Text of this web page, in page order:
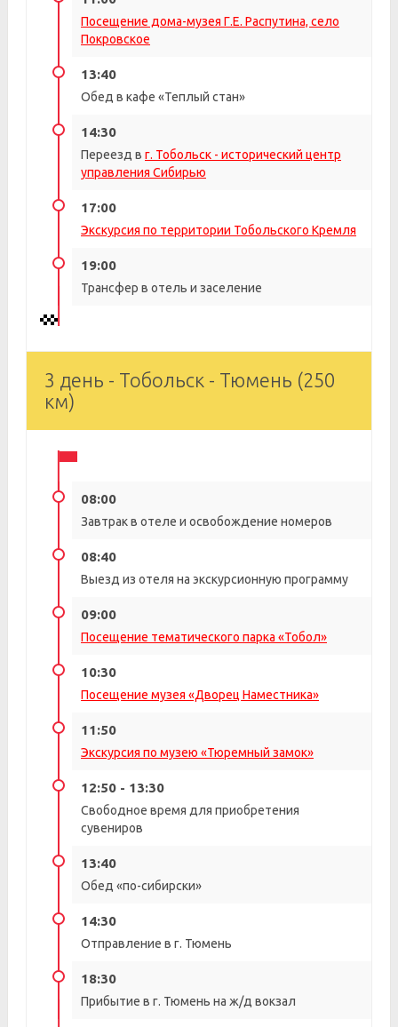
Посещение дома-музея Г.Е. Распутина, село
Покровское
13:40
Обед в кафе «Теплый стан»
14:30
Переезд в г. Тобольск - исторический центр
управления Сибирью
17:00
Экскурсия по территории Тобольского Кремля
19:00
Трансфер в отель и заселение
3 день - Тобольск - Тюмень (250
км)
08:00
Завтрак в отеле и освобождение номеров
08:40
Выезд из отеля на экскурсионную программу
09:00
Посещение тематического парка «Тобол»
10:30
Посещение музея «Дворец Наместника»
11:50
Экскурсия по музею «Тюремный замок»
12:50 - 13:30
Свободное время для приобретения
сувениров
13:40
Обед «по-сибирски»
14:30
Отправление в г. Тюмень
18:30
Прибытие в г. Тюмень на ж/д вокзал